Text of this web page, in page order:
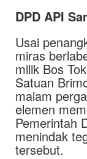
DPD API
Usai
miras
milik Bos
Satuan
malam
elemen
Pemerintah
menindak
tersebut.